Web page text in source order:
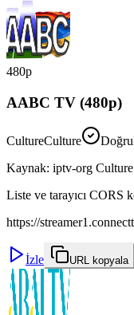
480p
AABC TV (480p)
CultureCulture
Kaynak: iptv-org Culture
Liste ve tarayıcı CORS
https://
İzle URL kopyala